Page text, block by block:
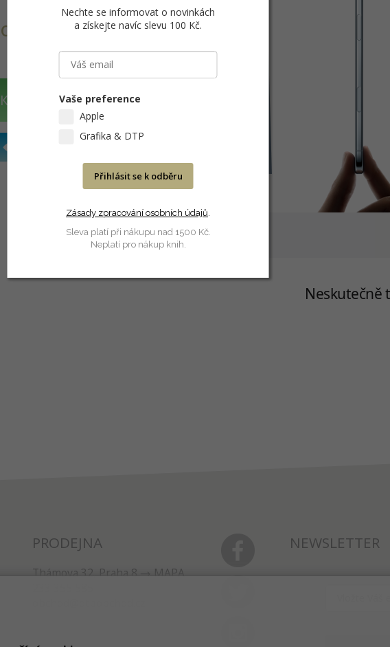
KOŠÍKU
PRODEJNA
Thámova 32, Praha 8
MAPA
NEWSLETTER
Nechte se informovat o novinkách
a získejte navíc slevu 100 Kč.
Vaše preference
Apple
Grafika & DTP
Přihlásit se k odběru
Zásady zpracování osobních údajů.
Sleva platí při nákupu nad 1500 Kč.
Neplatí pro nákup knih.